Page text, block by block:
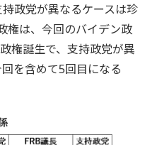
政党が異なるケースは珍
権は、今回のバイデン政
権誕生で、支持政党が異
を含めて5回目になる